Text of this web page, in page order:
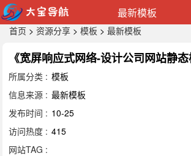
最新模板
首页 > 资源分享 > 模板 > 最新模板
《宽屏响应式网络-设计公司网站静
所属分类 : 模板
信息来源 : 最新模板
发布时间 : 10-25
访问热度 : 415
网站TAG :